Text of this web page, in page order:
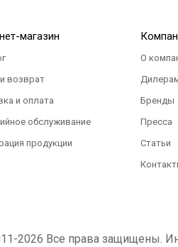
магазин
возврат
и оплата
обслуживание
продукции
О
Бренды
Пресса
Статьи
2026 Все права защищены.